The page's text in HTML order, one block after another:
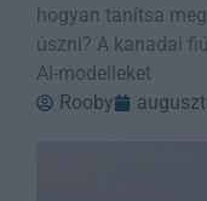
hogyan tanítsa
úszni? A kanadai
AI-modelleket
Rooby